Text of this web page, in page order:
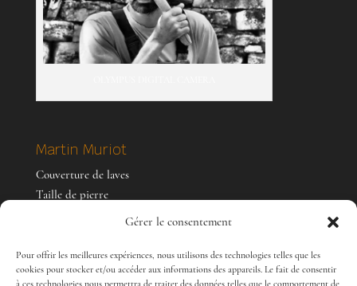
Gérer le consentement
Pour offrir les meilleures expériences, nous utilisons des technologies telles que les
cookies pour stocker et/ou accéder aux informations des appareils. Le fait de consentir
à ces technologies nous permettra de traiter des données telles que le comportement de
Martin Muriot
Couverture de laves
Taille de pierre
Coordonnées